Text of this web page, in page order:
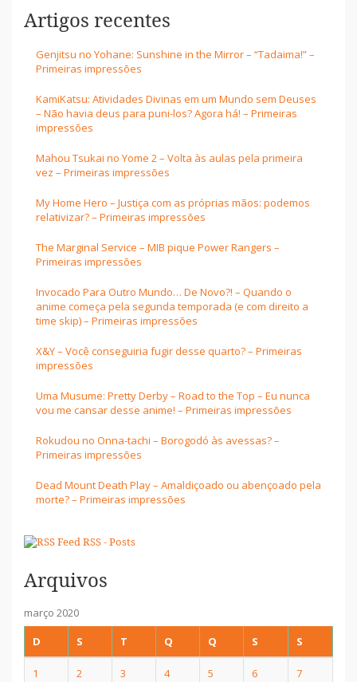
Artigos recentes
Genjitsu no Yohane: Sunshine in the Mirror – “Tadaima!” –
Primeiras impressões
KamiKatsu: Atividades Divinas em um Mundo sem Deuses
– Não havia deus para puni-los? Agora há! – Primeiras
impressões
Mahou Tsukai no Yome 2 – Volta às aulas pela primeira
vez – Primeiras impressões
My Home Hero – Justiça com as próprias mãos: podemos
relativizar? – Primeiras impressões
The Marginal Service – MIB pique Power Rangers –
Primeiras impressões
Invocado Para Outro Mundo… De Novo?! – Quando o
anime começa pela segunda temporada (e com direito a
time skip) – Primeiras impressões
X&Y – Você conseguiria fugir desse quarto? – Primeiras
impressões
Uma Musume: Pretty Derby – Road to the Top – Eu nunca
vou me cansar desse anime! – Primeiras impressões
Rokudou no Onna-tachi – Borogodó às avessas? –
Primeiras impressões
Dead Mount Death Play – Amaldiçoado ou abençoado pela
morte? – Primeiras impressões
RSS - Posts
Arquivos
março 2020
D
S T Q Q S S
1 2 3 4 5 6 7